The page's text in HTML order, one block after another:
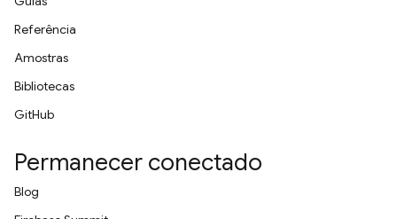
Referência
Amostras
Bibliotecas
GitHub
Permanecer conectado
Blog